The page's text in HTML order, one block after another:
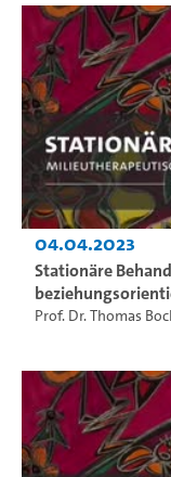
04.04.2023
Stationäre
Prof. Dr. Thomas